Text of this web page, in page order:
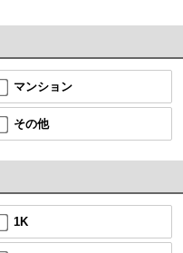
マンション
その他
1K